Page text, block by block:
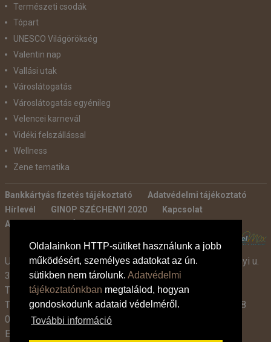
Oldalainkon HTTP-sütiket használunk a jobb
működésért, személyes adatokat az ún.
sütikben nem tárolunk. Adatvédelmi
tájékoztatónkban megtalálod, hogyan
gondoskodunk adataid védelméről.
További információ
Természeti csodák
Tópart
UNESCO Világörökség
Valentin nap
Vallási utak
Városlátogatás
Városlátogatás egyénileg
Velencei karnevál
Vidéki felszállással
Wellness
Zene tematika
Bankkártyás fizetés tájékoztató
Adatvédelmi tájékoztató
Hírlevél
GINOP SZÉCHENYI 2020
Kapcsolat
Ajánlatkérés
Utazási Iroda -TdM Travel Tours Kft. 2600 Vác, Széchenyi u.
3-7.
Tel:
+36 30 331 3359
Tel:
+36 27 319 381, 319 382 (09:00-17:00-ig),
+36 1 408
0134 (09:00-15:00-ig)
E-mail: